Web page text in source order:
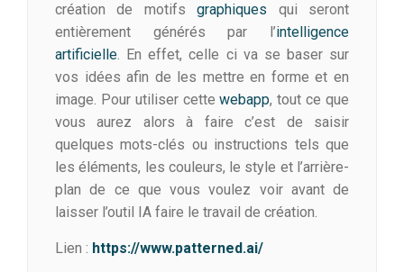
création de motifsgraphiques qui seront
entièrement générés par l’intelligence
artificielle. En effet, celle ci va se baser sur
vos idées afin de les mettre en forme et en
image. Pour utiliser cettewebapp, tout ce que
vous aurez alors à faire c’est de saisir
quelques mots-clés ou instructions tels que
les éléments, les couleurs, le style et l’arrière-
plan de ce que vous voulez voir avant de
laisser l’outil IA faire le travail de création.
Lien : https://www.patterned.ai/